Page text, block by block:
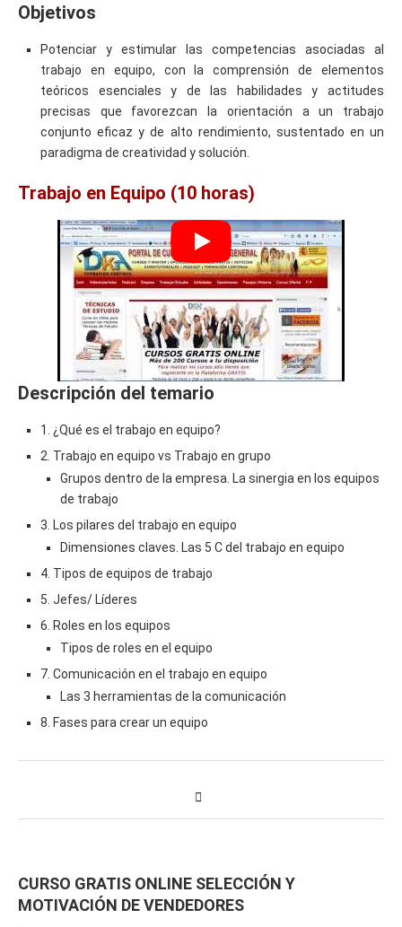
Objetivos
Potenciar y estimular las competencias asociadas al
trabajo en equipo, con la comprensión de elementos
teóricos esenciales y de las habilidades y actitudes
precisas que favorezcan la orientación a un trabajo
conjunto eficaz y de alto rendimiento, sustentado en un
paradigma de creatividad y solución.
Trabajo en Equipo (10 horas)
Descripción del temario
1. ¿Qué es el trabajo en equipo?
2. Trabajo en equipo vs Trabajo en grupo
Grupos dentro de la empresa. La sinergia en los equipos
de trabajo
3. Los pilares del trabajo en equipo
Dimensiones claves. Las 5 C del trabajo en equipo
4. Tipos de equipos de trabajo
5. Jefes/ Líderes
6. Roles en los equipos
Tipos de roles en el equipo
7. Comunicación en el trabajo en equipo
Las 3 herramientas de la comunicación
8. Fases para crear un equipo
CURSO GRATIS ONLINE SELECCIÓN Y
MOTIVACIÓN DE VENDEDORES